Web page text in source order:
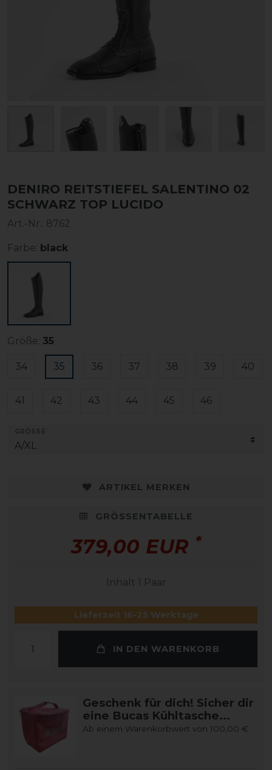
DENIRO REITSTIEFEL SALENTINO 02
SCHWARZ TOP LUCIDO
Art.-Nr.: 8762
Farbe: black
Größe: 35
34 35 36 37 38 39 40
41 42 43 44 45 46
ARTIKEL MERKEN
GRÖSSENTABELLE
379,00 EUR *
Inhalt 1 Paar
Lieferzeit 16-25 Werktage
IN DEN WARENKORB
Geschenk für dich! Sicher dir
eine Bucas Kühltasche...
Ab einem Warenkorbwert von 100,00 €